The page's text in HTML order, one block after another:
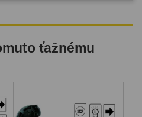
ťažnému